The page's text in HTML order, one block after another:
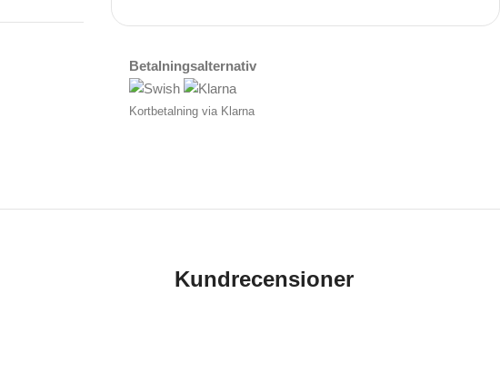
Betalningsalternativ
Kortbetalning via Klarna
Kundrecensioner